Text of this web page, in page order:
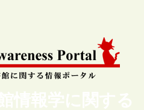
情報学に関する